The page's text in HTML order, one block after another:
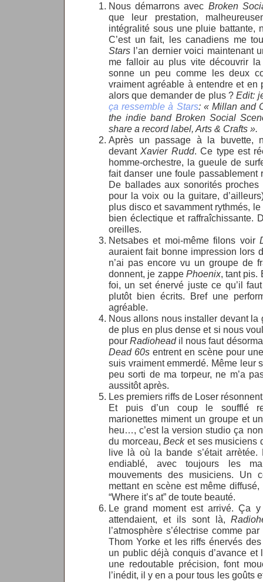
Nous démarrons avec Broken
que leur prestation,
intégralité sous une pluie battante,
C’est un fait, les canadiens me
Stars l’an dernier voici maintenant
me falloir au plus vite découvrir
sonne un peu comme les deux
vraiment agréable à entendre et en
alors que demander de plus ?Edit:
ça ressemble à Stars: « Millan and
the indie band Broken Social
share a record label, Arts & Crafts ».
Après un passage à la buvette,
devantXavier Rudd. Ce type est
homme-orchestre, la gueule de
fait danser une foule passablement
De ballades aux sonorités
pour la voix ou la guitare,
plus disco et savamment rythmés,
bien éclectique et raffraîchissante.
oreilles.
Netsabes et moi-même filons voir
auraient fait bonne impression lors
n’ai pas encore vu un groupe de
donnent, je zappe Phoenix, tant pis.
foi, un set énervé juste ce qu’il
plutôt bien écrits. Bref une
agréable.
Nous allons nous installer devant la
de plus en plus dense et si nous
pourRadioheadil nous faut
Dead 60s entrent en scène pour
suis vraiment emmerdé. Même leur
peu sorti de ma torpeur, ne m’a
aussitôt après.
Les premiers riffs de Loser
Et puis d’un coup le soufflé
marionettes miment un groupe et
heu…, c’est la version studio ça
du morceau,Becket ses musiciens
live là où la bande s’était arrètée.
endiablé, avec toujours les
mouvements des musiciens. Un
mettant en scène est même
“Where it’s at” de toute beauté.
Le grand moment est arrivé. Ça
attendaient, et ils sont là,
l’atmosphère s’électrise comme
Thom Yorke et les riffs énervés
un public déjà conquis d’avance
une redoutable précision, font
l’inédit, il y en a pour tous les goûts